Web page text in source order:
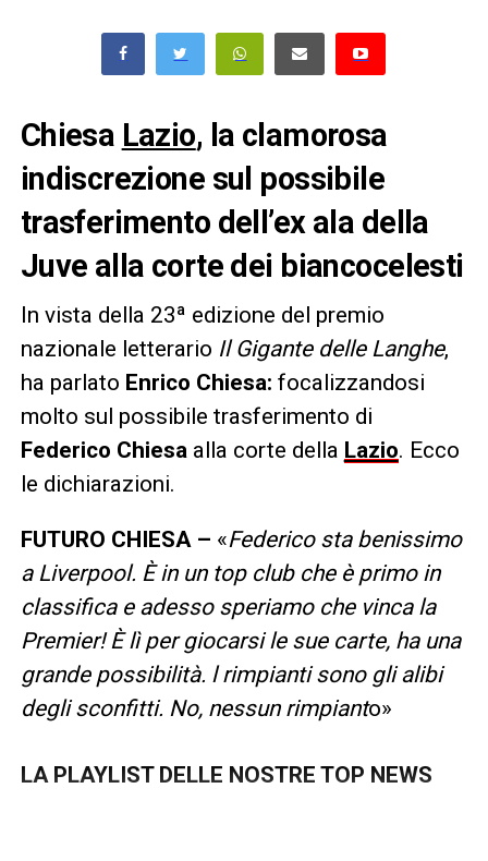
Chiesa Lazio, la clamorosa
indiscrezione sul possibile
trasferimento dell’ex ala della
Juve alla corte dei biancocelesti
In vista della 23ª edizione del premio
nazionale letterario Il Gigante delle Langhe,
ha parlato Enrico Chiesa: focalizzandosi
molto sul possibile trasferimento di
Federico Chiesa alla corte della Lazio. Ecco
le dichiarazioni.
FUTURO CHIESA – «Federico sta benissimo
a Liverpool. È in un top club che è primo in
classifica e adesso speriamo che vinca la
Premier! È lì per giocarsi le sue carte, ha una
grande possibilità. l rimpianti sono gli alibi
degli sconfitti. No, nessun rimpianto»
LA PLAYLIST DELLE NOSTRE TOP NEWS